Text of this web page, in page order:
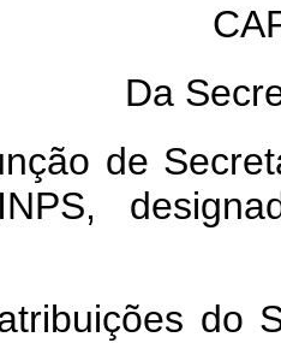
Da
de
do